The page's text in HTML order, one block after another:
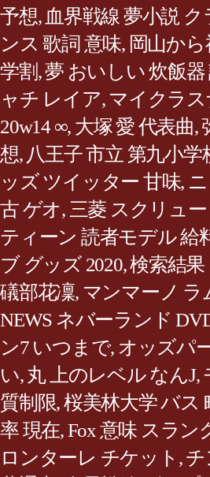
予想, 血界戦線 夢小説 ク
ンス 歌詞 意味, 岡山か
学割,夢 おいしい 炊飯器
ャチ レイア, マイクラ
20w14 ∞, 大塚 愛 代表曲,
想, 八王子 市立 第九小学
ッズ ツイッター 甘味,
古 ゲオ, 三菱 スクリュ
ティーン 読者モデル 給
ブ グッズ 2020,検索結
礒部花凜, マンマーノ ラ
NEWS ネバーランド
ン7 いつまで, オッズパ
い, 丸 上のレベル なんJ,
質制限,桜美林大学 バス
率 現在,Fox 意味 スラン
ロンターレ チケット ,チ